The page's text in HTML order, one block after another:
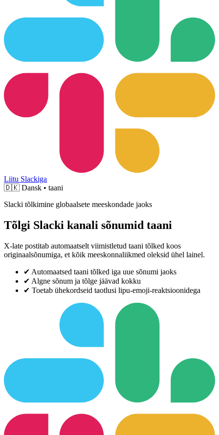
Liitu Slackiga
🇩🇰 Dansk • taani
Slacki tõlkimine globaalsete meeskondade jaoks
Tõlgi Slacki kanali sõnumid taani
X-late postitab automaatselt viimistletud taani tõlked koos
originaalsõnumiga, et kõik meeskonnaliikmed oleksid ühel lainel.
✔ Automaatsed taani tõlked iga uue sõnumi jaoks
✔ Algne sõnum ja tõlge jäävad kokku
✔ Toetab ühekordseid taotlusi lipu-emoji-reaktsioonidega